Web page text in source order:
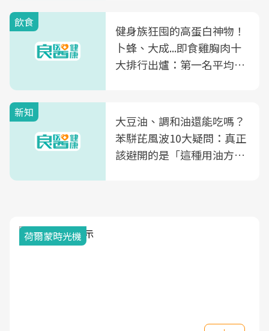
飲食
健身族狂囤的高蛋白神物！
卜蜂、大成...即食雞胸肉十
大排行出爐：第一名平均一
新知
大豆油、調和油還能吃嗎？
苯駢芘風波10大疑問：真正
該避開的是「這種用油方
荷爾蒙時光機